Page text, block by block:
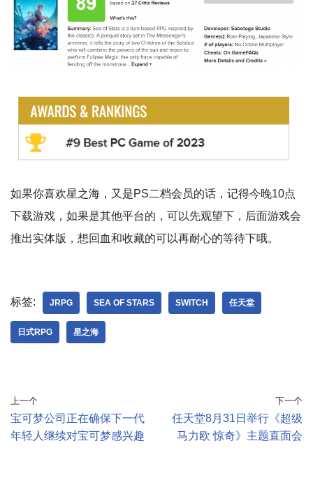
如果你喜欢星之海，又是PS二档会员的话，记得今晚10点
下载游戏，如果是其他平台的，可以先观望下，后面游戏会
推出实体版，想回血和收藏的可以再耐心的等待下哦。
标签: JRPG SEA OF STARS SWITCH 任天堂
日式RPG 星之海
上一个
宝可梦公司正在确保下一代
年轻人继续对宝可梦感兴趣
下一个
任天堂8月31日举行《超级
马力欧 惊奇》主题直面会